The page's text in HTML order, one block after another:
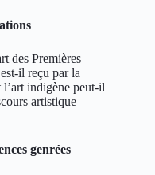
des Premières
il reçu par la
indigène peut-il
artistique
genrées